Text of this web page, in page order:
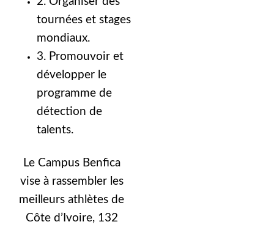
tournées et stages
mondiaux.
3. Promouvoir et
développer le
programme de
détection de
talents.
Le Campus Benfica
vise à rassembler les
meilleurs athlètes de
Côte d’Ivoire, 132